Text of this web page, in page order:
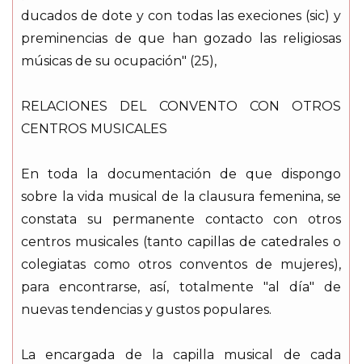
ducados de dote y con todas las execiones (sic) y
preminencias de que han gozado las religiosas
músicas de su ocupación" (25),
RELACIONES DEL CONVENTO CON OTROS
CENTROS MUSICALES
En toda la documentación de que dispongo
sobre la vida musical de la clausura femenina, se
constata su permanente contacto con otros
centros musicales (tanto capillas de catedrales o
colegiatas como otros conventos de mujeres),
para encontrarse, así, totalmente "al día" de
nuevas tendencias y gustos populares.
La encargada de la capilla musical de cada